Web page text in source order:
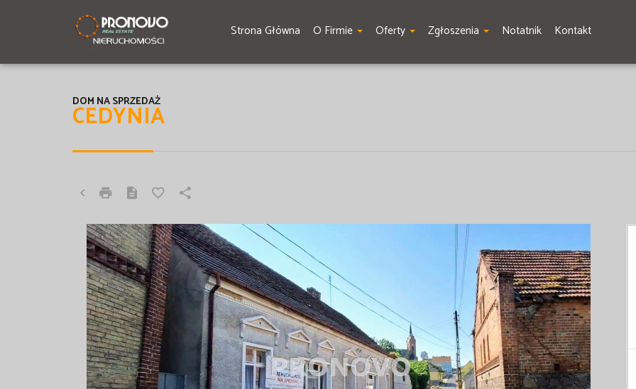
Strona Główna O Firmie Oferty Zgłoszenia Notatnik Kontakt
CEDYNIA
DOM NA SPRZEDAŻ